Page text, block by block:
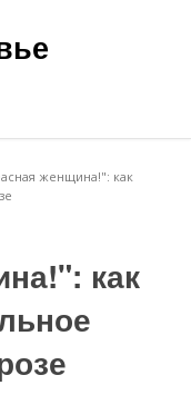
женщина!": как
как